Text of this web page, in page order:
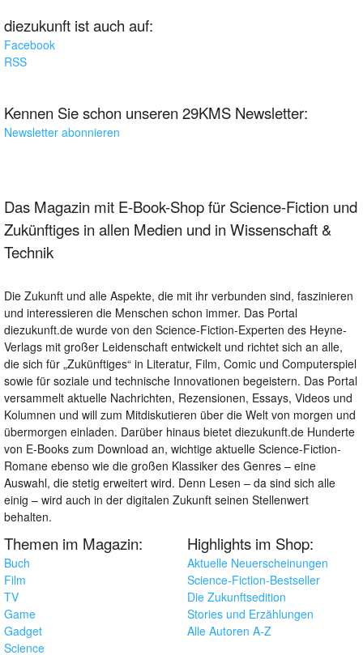
diezukunft ist auch auf:
Facebook
RSS
Kennen Sie schon unseren 29KMS Newsletter:
Newsletter abonnieren
Das Magazin mit E-Book-Shop für Science-Fiction und
Zukünftiges in allen Medien und in Wissenschaft &
Technik
Die Zukunft und alle Aspekte, die mit ihr verbunden sind, faszinieren
und interessieren die Menschen schon immer. Das Portal
diezukunft.de wurde von den Science-Fiction-Experten des Heyne-
Verlags mit großer Leidenschaft entwickelt und richtet sich an alle,
die sich für „Zukünftiges“ in Literatur, Film, Comic und Computerspiel
sowie für soziale und technische Innovationen begeistern. Das Portal
versammelt aktuelle Nachrichten, Rezensionen, Essays, Videos und
Kolumnen und will zum Mitdiskutieren über die Welt von morgen und
übermorgen einladen. Darüber hinaus bietet diezukunft.de Hunderte
von E-Books zum Download an, wichtige aktuelle Science-Fiction-
Romane ebenso wie die großen Klassiker des Genres – eine
Auswahl, die stetig erweitert wird. Denn Lesen – da sind sich alle
einig – wird auch in der digitalen Zukunft seinen Stellenwert
behalten.
Themen im Magazin:
Buch
Film
TV
Game
Gadget
Science
Highlights im Shop:
Aktuelle Neuerscheinungen
Science-Fiction-Bestseller
Die Zukunftsedition
Stories und Erzählungen
Alle Autoren A-Z